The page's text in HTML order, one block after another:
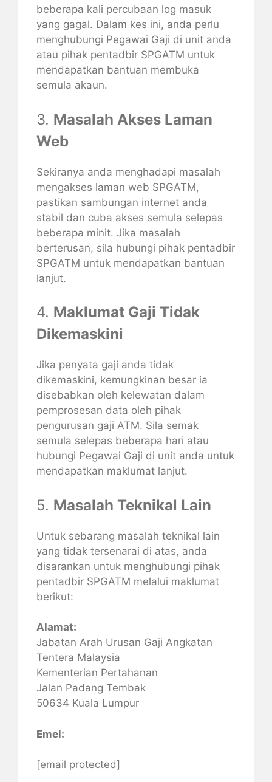
beberapa kali percubaan log masuk
yang gagal. Dalam kes ini, anda perlu
menghubungi Pegawai Gaji di unit anda
atau pihak pentadbir SPGATM untuk
mendapatkan bantuan membuka
semula akaun.
3. Masalah Akses Laman
Web
Sekiranya anda menghadapi masalah
mengakses laman web SPGATM,
pastikan sambungan internet anda
stabil dan cuba akses semula selepas
beberapa minit. Jika masalah
berterusan, sila hubungi pihak pentadbir
SPGATM untuk mendapatkan bantuan
lanjut.
4. Maklumat Gaji Tidak
Dikemaskini
Jika penyata gaji anda tidak
dikemaskini, kemungkinan besar ia
disebabkan oleh kelewatan dalam
pemprosesan data oleh pihak
pengurusan gaji ATM. Sila semak
semula selepas beberapa hari atau
hubungi Pegawai Gaji di unit anda untuk
mendapatkan maklumat lanjut.
5. Masalah Teknikal Lain
Untuk sebarang masalah teknikal lain
yang tidak tersenarai di atas, anda
disarankan untuk menghubungi pihak
pentadbir SPGATM melalui maklumat
berikut:
Alamat:
Jabatan Arah Urusan Gaji Angkatan
Tentera Malaysia
Kementerian Pertahanan
Jalan Padang Tembak
50634 Kuala Lumpur
Emel:
[email protected]